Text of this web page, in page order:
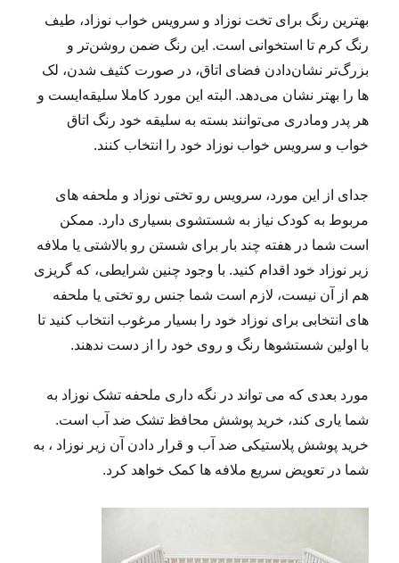
بهترین رنگ برای تخت نوزاد و سرویس خواب نوزاد، طیف
رنگ كرم تا استخوانی است. این رنگ ضمن روشن‌تر و
بزرگ‌تر نشان‌دادن فضای اتاق، در صورت كثیف شدن، لک
ها را بهتر نشان می‌دهد. البته این مورد کاملا سلیقه‌ایست و
هر پدر ومادری می‌توانند بسته به سلیقه خود رنگ اتاق
خواب و سرویس خواب نوزاد خود را انتخاب کنند.
جدای از این مورد، سرویس رو تختی نوزاد و ملحفه های
مربوط به کودک نیاز به شستشوی بسیاری دارد. ممکن
است شما در هفته چند بار برای شستن رو بالاشتی یا ملافه
زیر نوزاد خود اقدام کنید. با وجود چنین شرایطی، که گریزی
هم از آن نیست، لازم است شما جنس رو تختی یا ملحفه
های انتخابی برای نوزاد خود را بسیار مرغوب انتخاب کنید تا
با اولین شستشوها رنگ و روی خود را از دست ندهند.
مورد بعدی که می تواند در نگه داری ملحفه تشک نوزاد به
شما یاری کند، خرید پوشش محافظ تشک ضد آب است.
خرید پوشش پلاستیکی ضد آب و قرار دادن آن زیر نوزاد ، به
شما در تعویض سریع ملافه ها کمک خواهد کرد.